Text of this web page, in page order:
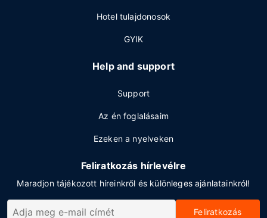
Hotel tulajdonosok
GYIK
Help and support
Support
Az én foglalásaim
Ezeken a nyelveken
Feliratkozás hírlevélre
Maradjon tájékozott híreinkről és különleges ajánlatainkról!
Feliratkozás